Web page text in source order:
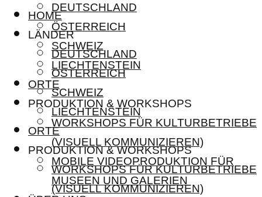
DEUTSCHLAND
ÖSTERREICH
SCHWEIZ
LIECHTENSTEIN
ORTE
PRODUKTION & WORKSHOPS
WORKSHOPS FÜR KULTURBETRIEBE
(VISUELL KOMMUNIZIEREN)
MOBILE VIDEOPRODUKTION FÜR
MUSEEN UND GALERIEN
HOME
LÄNDER
DEUTSCHLAND
ÖSTERREICH
SCHWEIZ
LIECHTENSTEIN
ORTE
PRODUKTION & WORKSHOPS
WORKSHOPS FÜR KULTURBETRIEBE
(VISUELL KOMMUNIZIEREN)